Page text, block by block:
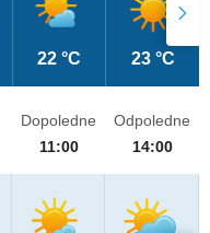
22 °C 23 °C
Dopoledne
11:00
Odpoledne
14:00